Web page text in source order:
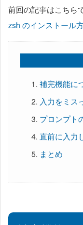
前回の記事はこちら
zsh のインストール
補完機能に
入力をミス
プロンプト
直前に入力
まとめ